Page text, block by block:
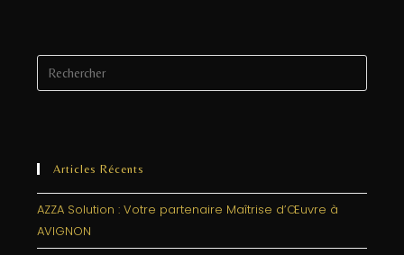
Articles Récents
AZZA Solution : Votre partenaire Maîtrise d’Œuvre à
AVIGNON